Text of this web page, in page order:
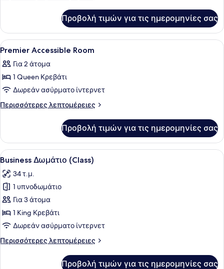
With
Lounge
Access
Class
Room
With
Access
Προβολή τιμών για τις ημερομηνίες σας
Προβολή
όλων
των
φωτογραφιών
για
Premier
Κλινοσκεπάσματα υψηλής
5
Premier Accessible Room
Για 2 άτομα
1 Queen Κρεβάτι
Δωρεάν ασύρματο ίντερνετ
Περισσότερες λεπτομέρειες
Περισσότερες
Accessible
Room
Προβολή τιμών για τις ημερομηνίες σας
Προβολή
όλων
των
φωτογραφιών
για
Business
Δωμάτιο
Ένα δωμάτιο ξενοδοχείου με ένα
5
Business Δωμάτιο (Class)
34 τ.μ.
1 υπνοδωμάτιο
Για 3 άτομα
1 King Κρεβάτι
Δωρεάν ασύρματο ίντερνετ
Περισσότερες λεπτομέρειες
Περισσότερες
Προβολή τιμών για τις ημερομηνίες σας